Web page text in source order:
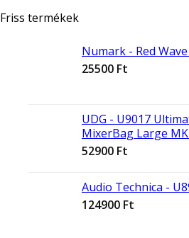
Friss termékek
Numark - Red
25500 Ft
UDG - U9017
MixerBag Large
52900 Ft
Audio Technica -
124900 Ft